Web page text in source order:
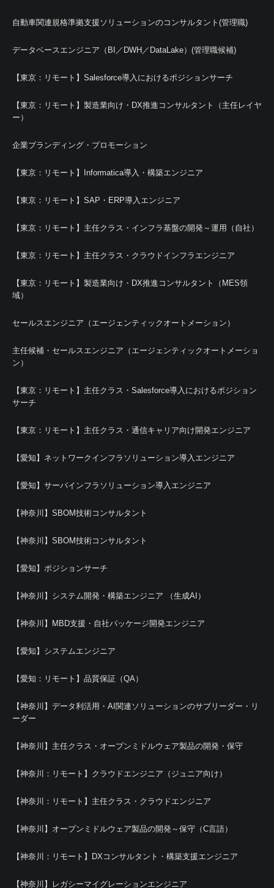
自動車関連規格準拠支援ソリューションのコンサルタント(管理職)
データベースエンジニア（BI／DWH／DataLake）(管理職候補)
【東京：リモート】Salesforce導入におけるポジションサーチ
【東京：リモート】製造業向け・DX推進コンサルタント（主任レイヤ
ー）
企業ブランディング・プロモーション
【東京：リモート】Informatica導入・構築エンジニア
【東京：リモート】SAP・ERP導入エンジニア
【東京：リモート】主任クラス・インフラ基盤の開発～運用（自社）
【東京：リモート】主任クラス・クラウドインフラエンジニア
【東京：リモート】製造業向け・DX推進コンサルタント（MES領
域）
セールスエンジニア（エージェンティックオートメーション）
主任候補・セールスエンジニア（エージェンティックオートメーショ
ン）
【東京：リモート】主任クラス・Salesforce導入におけるポジション
サーチ
【東京：リモート】主任クラス・通信キャリア向け開発エンジニア
【愛知】ネットワークインフラソリューション導入エンジニア
【愛知】サーバインフラソリューション導入エンジニア
【神奈川】SBOM技術コンサルタント
【神奈川】SBOM技術コンサルタント
【愛知】ポジションサーチ
【神奈川】システム開発・構築エンジニア （生成AI）
【神奈川】MBD支援・自社パッケージ開発エンジニア
【愛知】システムエンジニア
【愛知：リモート】品質保証（QA）
【神奈川】データ利活用・AI関連ソリューションのサブリーダー・リ
ーダー
【神奈川】主任クラス・オープンミドルウェア製品の開発・保守
【神奈川：リモート】クラウドエンジニア（ジュニア向け）
【神奈川：リモート】主任クラス・クラウドエンジニア
【神奈川】オープンミドルウェア製品の開発～保守（C言語）
【神奈川：リモート】DXコンサルタント・構築支援エンジニア
【神奈川】レガシーマイグレーションエンジニア